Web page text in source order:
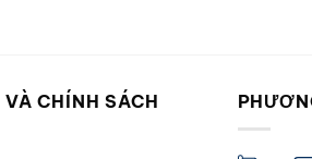
CHÍNH SÁCH